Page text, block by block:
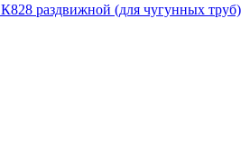
раздвижной (для чугунных труб)